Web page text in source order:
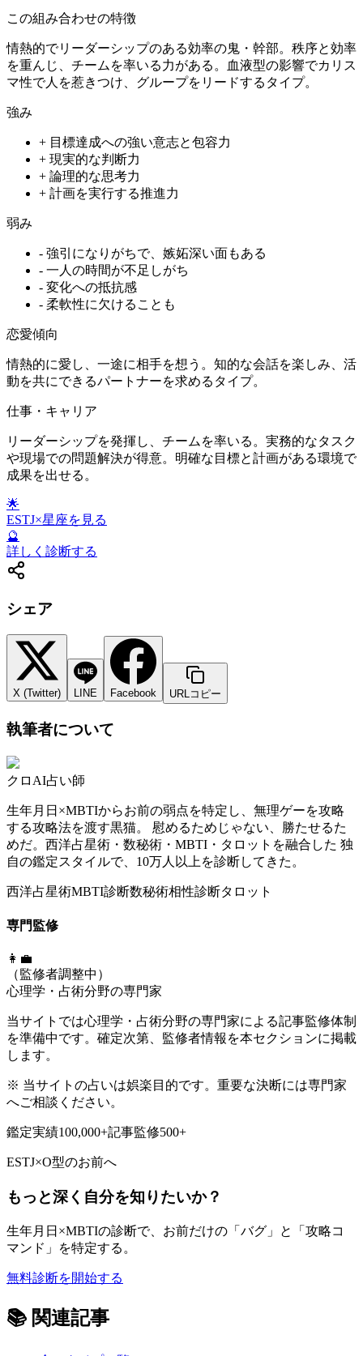
この組み合わせの特徴
情熱的でリーダーシップのある効率の鬼・幹部。秩序と効率
を重んじ、チームを率いる力がある。血液型の影響でカリス
マ性で人を惹きつけ、グループをリードするタイプ。
強み
+ 目標達成への強い意志と包容力
+ 現実的な判断力
+ 論理的な思考力
+ 計画を実行する推進力
弱み
- 強引になりがちで、嫉妬深い面もある
- 一人の時間が不足しがち
- 変化への抵抗感
- 柔軟性に欠けることも
恋愛傾向
情熱的に愛し、一途に相手を想う。知的な会話を楽しみ、活
動を共にできるパートナーを求めるタイプ。
仕事・キャリア
リーダーシップを発揮し、チームを率いる。実務的なタスク
や現場での問題解決が得意。明確な目標と計画がある環境で
成果を出せる。
🌟
ESTJ×星座を見る
🔮
詳しく診断する
シェア
X (Twitter) LINE Facebook URLコピー
執筆者について
クロ AI占い師
生年月日×MBTIからお前の弱点を特定し、無理ゲーを攻略
する攻略法を渡す黒猫。 慰めるためじゃない、勝たせるた
めだ。西洋占星術・数秘術・MBTI・タロットを融合した 独
自の鑑定スタイルで、10万人以上を診断してきた。
西洋占星術MBTI診断数秘術相性診断タロット
専門監修
👩‍💼
（監修者調整中）
心理学・占術分野の専門家
当サイトでは心理学・占術分野の専門家による記事監修体制
を準備中です。確定次第、監修者情報を本セクションに掲載
します。
※ 当サイトの占いは娯楽目的です。重要な決断には専門家
へご相談ください。
鑑定実績100,000+記事監修500+
ESTJ×O型のお前へ
もっと深く自分を知りたいか？
生年月日×MBTIの診断で、お前だけの「バグ」と「攻略コ
マンド」を特定する。
無料診断を開始する
📚 関連記事